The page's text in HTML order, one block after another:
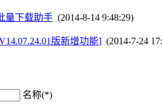
量下载助手 (2014-8-14 9:48:29)
版新增功能] (2014-7-24
名称(*)